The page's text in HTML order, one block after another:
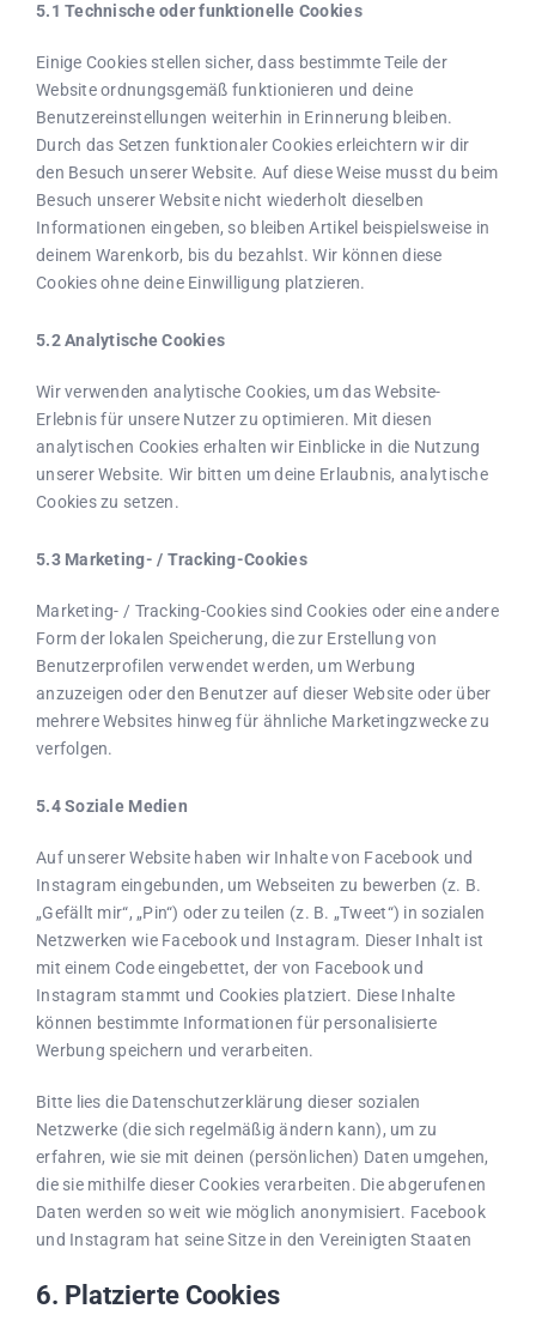
5.1 Technische oder funktionelle Cookies
Einige Cookies stellen sicher, dass bestimmte Teile der
Website ordnungsgemäß funktionieren und deine
Benutzereinstellungen weiterhin in Erinnerung bleiben.
Durch das Setzen funktionaler Cookies erleichtern wir dir
den Besuch unserer Website. Auf diese Weise musst du beim
Besuch unserer Website nicht wiederholt dieselben
Informationen eingeben, so bleiben Artikel beispielsweise in
deinem Warenkorb, bis du bezahlst. Wir können diese
Cookies ohne deine Einwilligung platzieren.
5.2 Analytische Cookies
Wir verwenden analytische Cookies, um das Website-
Erlebnis für unsere Nutzer zu optimieren. Mit diesen
analytischen Cookies erhalten wir Einblicke in die Nutzung
unserer Website. Wir bitten um deine Erlaubnis, analytische
Cookies zu setzen.
5.3 Marketing- / Tracking-Cookies
Marketing- / Tracking-Cookies sind Cookies oder eine andere
Form der lokalen Speicherung, die zur Erstellung von
Benutzerprofilen verwendet werden, um Werbung
anzuzeigen oder den Benutzer auf dieser Website oder über
mehrere Websites hinweg für ähnliche Marketingzwecke zu
verfolgen.
5.4 Soziale Medien
Auf unserer Website haben wir Inhalte von Facebook und
Instagram eingebunden, um Webseiten zu bewerben (z. B.
„Gefällt mir“, „Pin“) oder zu teilen (z. B. „Tweet“) in sozialen
Netzwerken wie Facebook und Instagram. Dieser Inhalt ist
mit einem Code eingebettet, der von Facebook und
Instagram stammt und Cookies platziert. Diese Inhalte
können bestimmte Informationen für personalisierte
Werbung speichern und verarbeiten.
Bitte lies die Datenschutzerklärung dieser sozialen
Netzwerke (die sich regelmäßig ändern kann), um zu
erfahren, wie sie mit deinen (persönlichen) Daten umgehen,
die sie mithilfe dieser Cookies verarbeiten. Die abgerufenen
Daten werden so weit wie möglich anonymisiert. Facebook
und Instagram hat seine Sitze in den Vereinigten Staaten
6. Platzierte Cookies